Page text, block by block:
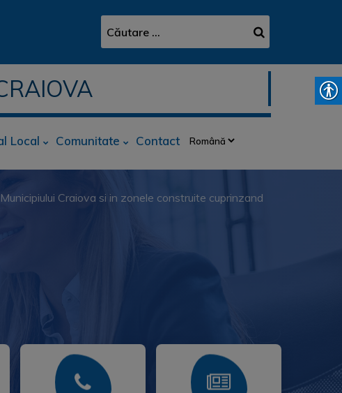
Local Comunitate Contact
Craiova si in zonele construite cuprinzand
Mai Mult Mai Mult